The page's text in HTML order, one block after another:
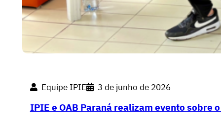
Equipe IPIE 3 de junho de 2026
IPIE e OAB Paraná realizam evento sobre